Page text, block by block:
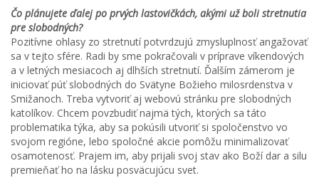
Čo plánujete ďalej po prvých lastovičkách, akými už boli stretnutia
pre slobodných?
Pozitívne ohlasy zo stretnutí potvrdzujú zmysluplnosť angažovať
sa v tejto sfére. Radi by sme pokračovali v príprave víkendových
a v letných mesiacoch aj dlhších stretnutí. Ďalším zámerom je
iniciovať púť slobodných do Svätyne Božieho milosrdenstva v
Smižanoch. Treba vytvoriť aj webovú stránku pre slobodných
katolíkov. Chcem povzbudiť najmä tých, ktorých sa táto
problematika týka, aby sa pokúsili utvoriť si spoločenstvo vo
svojom regióne, lebo spoločné akcie pomôžu minimalizovať
osamotenosť. Prajem im, aby prijali svoj stav ako Boží dar a silu
premieňať ho na lásku posväcujúcu svet.